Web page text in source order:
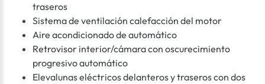
traseros
Sistema de ventilación calefacción del motor
Aire acondicionado de automático
Retrovisor interior/cámara con oscurecimiento
progresivo automático
Elevalunas eléctricos delanteros y traseros con dos